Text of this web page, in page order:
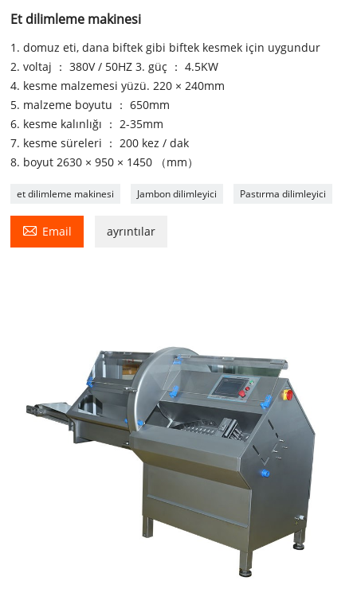
Et dilimleme makinesi
1. domuz eti, dana biftek gibi biftek kesmek için uygundur
2. voltaj ： 380V / 50HZ 3. güç ： 4.5KW
4. kesme malzemesi yüzü. 220 × 240mm
5. malzeme boyutu ： 650mm
6. kesme kalınlığı ： 2-35mm
7. kesme süreleri ： 200 kez / dak
8. boyut 2630 × 950 × 1450 （mm）
et dilimleme makinesi Jambon dilimleyici Pastırma dilimleyici
 Email ayrıntılar